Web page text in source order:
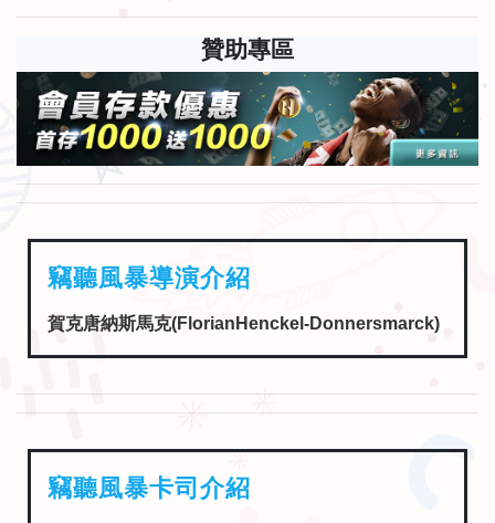
贊助專區
竊聽風暴導演介紹
賀克唐納斯馬克(FlorianHenckel-Donnersmarck)
竊聽風暴卡司介紹